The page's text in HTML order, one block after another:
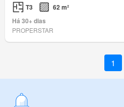
T3
62 m²
Há 30+ dias
PROPERSTAR
1